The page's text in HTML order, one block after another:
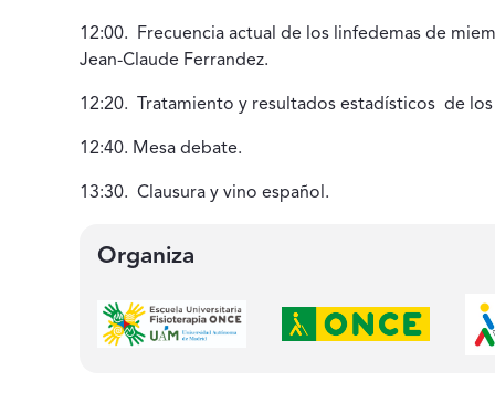
12:00. Frecuencia actual de los linfedemas de
Jean-Claude Ferrandez.
12:20. Tratamiento y resultados estadísticos de los
12:40. Mesa debate.
13:30. Clausura y vino español.
Organiza